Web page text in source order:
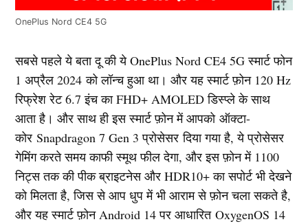
OnePlus Nord CE4 5G
सबसे पहले ये बता दू की ये OnePlus Nord CE4 5G स्मार्ट फोन
1 अप्रैल 2024 को लॉन्च हुआ था। और यह स्मार्ट फ़ोन 120 Hz
रिफ्रेश रेट 6.7 इंच का FHD+ AMOLED डिस्प्ले के साथ
आता है। और साथ ही इस स्मार्ट फ़ोन में आपको ऑक्टा-
कोर Snapdragon 7 Gen 3 प्रोसेसर दिया गया है, ये प्रोसेसर
गेमिंग करते समय काफी स्मूथ फील देगा, और इस फ़ोन में 1100
निट्स तक की पीक ब्राइटनेस और HDR10+ का सपोर्ट भी देखने
को मिलता है, जिस से आप धुप में भी आराम से फ़ोन चला सकते है,
और यह स्मार्ट फ़ोन Android 14 पर आधारित OxygenOS 14